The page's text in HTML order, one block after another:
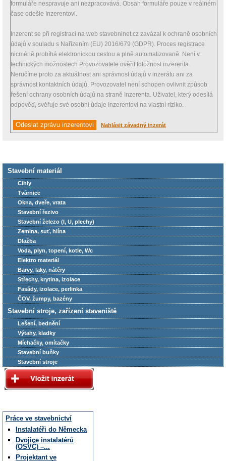
formuláře nespravuje ani nezpracovává. Obsah formuláře pouze v reálném
čase odešle Inzerentovi.
Inzerent se při registraci na web stavebninet.cz zavázal k ochraně osobních
údajů v souladu s Nařízením (EU) 2016/679 (GDPR). Proces registrace
nicméně probíhá elektronickou cestou a plně automatizovaně. Není v
technických možnostech Provozovatele ověřit totožnost inzerenta.
Neručíme proto za aktuálnost ani správnost údajů v inzerátu ani za
správnost kontaktních údajů. Provozovatel není schopen ovlivnit způsob
řešení ochrany osobních údajů na straně Inzerenta. Uživatel, který odesílá
odpověď, svěřuje své osobní údaje Inzerentovi na vlastní riziko.
Nahlásit závadný inzerát
Stavební materiál
Cihly
Tvárnice
Okna, dveře, vrata
Stavební řezivo
Stavební železo (I, U, plechy)
Zemina, suť, hlína
Dlažba
Voda, plyn, topení, kotle, Wc
Elektro materiál
Barvy, laky, nátěry
Střechy, krytina, izolace
Fasády, izolace, perlinka
ČOV, žumpy, bazény
Stavební stroje, zařízení staveniště
Lešení, bednění
Výtahy, kladky
Míchačky, omítačky
Stavební buňky
Stavební stroje
Práce ve stavebnictví
Instalatéři do Německa
Dvojice instalatérů
(OSVČ) –...
Projektant ve